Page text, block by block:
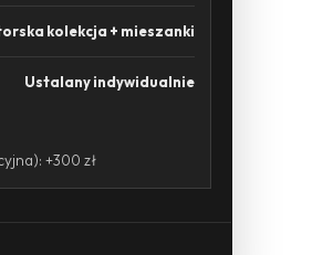
kolekcja + mieszanki
Ustalany indywidualnie
+300 zł